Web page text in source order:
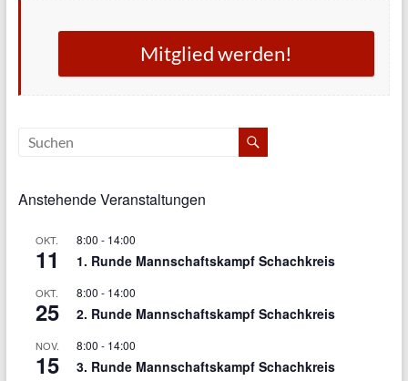
Mitglied werden!
Anstehende Veranstaltungen
OKT.
11
8:00 - 14:00
1. Runde Mannschaftskampf Schachkreis
OKT.
25
8:00 - 14:00
2. Runde Mannschaftskampf Schachkreis
NOV.
15
8:00 - 14:00
3. Runde Mannschaftskampf Schachkreis